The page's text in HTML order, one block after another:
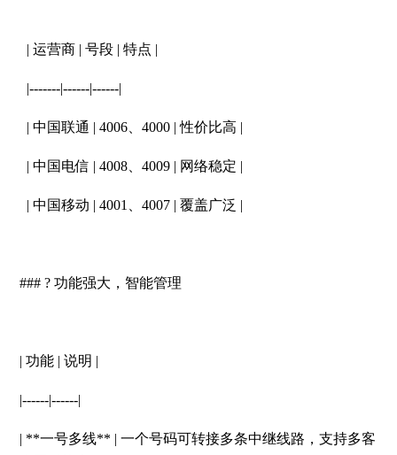
| 运营商 | 号段 | 特点 |
|-------|------|------|
| 中国联通 | 4006、4000 | 性价比高 |
| 中国电信 | 4008、4009 | 网络稳定 |
| 中国移动 | 4001、4007 | 覆盖广泛 |
### ? 功能强大，智能管理
| 功能 | 说明 |
|------|------|
| **一号多线** | 一个号码可转接多条中继线路，支持多客